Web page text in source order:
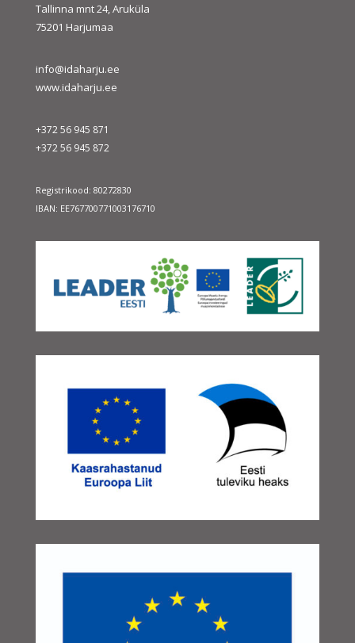
Tallinna mnt 24, Aruküla
75201 Harjumaa
info@idaharju.ee
www.idaharju.ee
+372 56 945 871
+372 56 945 872
Registrikood: 80272830
IBAN: EE767700771003176710